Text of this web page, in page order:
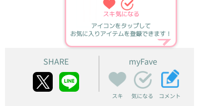
スキ気になる
アイコンをタップして
お気に入りアイテムを登録できます！
SHARE myFave
スキ 気になる コメント